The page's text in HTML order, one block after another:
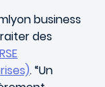
business
des
RSE
. “Un